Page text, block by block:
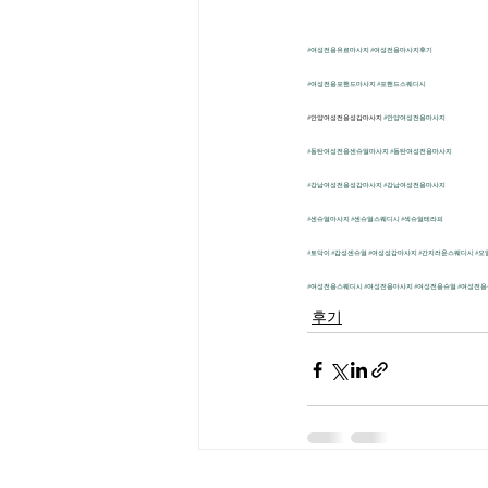
#여성전용유료마사지 #여성전용마사지후기
#여성전용포핸드마사지 #포핸드스웨디시
​#안양여성전용성감마사지 #안양여성전용마사지
#동탄여성전용센슈얼마사지 #동탄여성전용마사지
#강남여성전용성감마사지 #강남여성전용마사지
#센슈얼마사지 #센슈얼스웨디시 #섹슈얼테라피
#토닥이 #감성센슈얼 #여성성감마사지 #간지러운스웨디시 #오
#여성전용스웨디시 #여성전용마사지 #여성전용슈얼 #여성전용
후기